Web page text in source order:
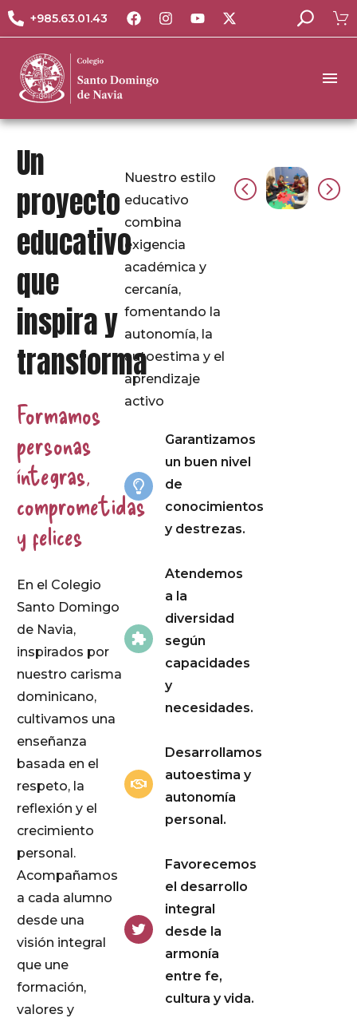
+985.63.01.43
Un
proyecto
educativo
que
inspira y
transforma
Formamos
personas
íntegras,
comprometidas
y felices
En el Colegio
Santo Domingo
de Navia,
inspirados por
nuestro carisma
dominicano,
cultivamos una
enseñanza
basada en el
respeto, la
reflexión y el
crecimiento
personal.
Acompañamos
a cada alumno
desde una
visión integral
que une
formación,
valores y
Nuestro estilo
educativo
combina
exigencia
académica y
cercanía,
fomentando la
autonomía, la
autoestima y el
aprendizaje
activo
Garantizamos
un buen nivel
de
conocimientos
y destrezas.
Atendemos
a la
diversidad
según
capacidades
y
necesidades.
Desarrollamos
autoestima y
autonomía
personal.
Favorecemos
el desarrollo
integral
desde la
armonía
entre fe,
cultura y vida.